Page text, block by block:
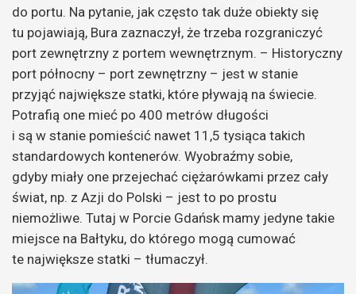
do portu. Na pytanie, jak często tak duże obiekty się
tu pojawiają, Bura zaznaczył, że trzeba rozgraniczyć
port zewnętrzny z portem wewnętrznym. – Historyczny
port północny – port zewnętrzny – jest w stanie
przyjąć największe statki, które pływają na świecie.
Potrafią one mieć po 400 metrów długości
i są w stanie pomieścić nawet 11,5 tysiąca takich
standardowych kontenerów. Wyobraźmy sobie,
gdyby miały one przejechać ciężarówkami przez cały
świat, np. z Azji do Polski – jest to po prostu
niemożliwe. Tutaj w Porcie Gdańsk mamy jedyne takie
miejsce na Bałtyku, do którego mogą cumować
te największe statki – tłumaczył.